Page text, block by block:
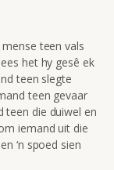
teen vals
het hy gesê ek
teen slegte
teen gevaar
teen die duiwel en
iemand uit die
‘n spoed sien